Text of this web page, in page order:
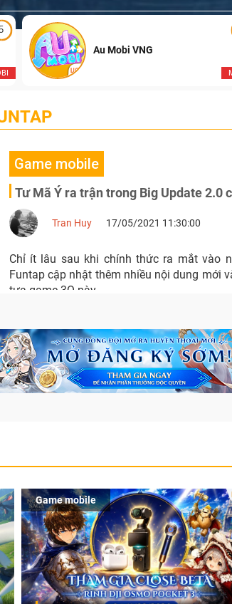
Au Mobi VNG
Game mobile
Tư Mã Ý ra trận trong Big Update 2.0
Tran Huy 17/05/2021 11:30:00
Chỉ ít lâu sau khi chính thức ra mắt vào
Funtap cập nhật thêm nhiều nội dung mới
tựa game 3Q này.
Game mobile